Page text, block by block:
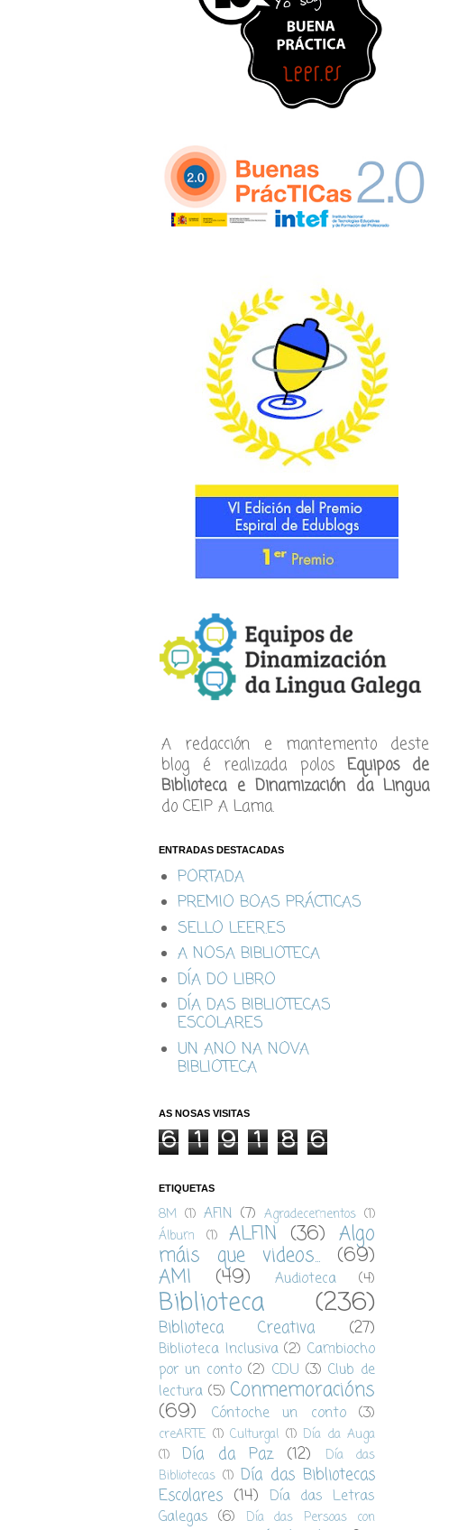
A redacción e mantemento deste
blog é realizada polos Equipos de
Biblioteca e Dinamización da Lingua
do CEIP A Lama.
ENTRADAS DESTACADAS
PORTADA
PREMIO BOAS PRÁCTICAS
SELLO LEER.ES
A NOSA BIBLIOTECA
DÍA DO LIBRO
DÍA DAS BIBLIOTECAS
ESCOLARES
UN ANO NA NOVA
BIBLIOTECA
AS NOSAS VISITAS
6 1 9 1 8 6
ETIQUETAS
8M (1) AFIN (7) Agradecementos (1)
Álbum
(1) ALFIN (36) Algo
máis que videos... (69)
AMI (49) Audioteca (4)
Biblioteca (236)
Biblioteca Creativa (27)
Biblioteca Inclusiva (2) Cambiocho
por un conto (2) CDU (3) Club de
lectura (5) Conmemoracións
(69) Cóntoche un conto (3)
creARTE (1) Culturgal (1) Día da Auga
(1)
Día da Paz (12)
Día das
Bibliotecas (1) Día das Bibliotecas
Escolares (14) Día das Letras
Galegas (6)
Día das Persoas con